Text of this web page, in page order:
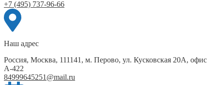
+7 (495) 737-96-66
Наш адрес
Россия, Москва, 111141, м. Перово, ул. Кусковская 20А, офис
А-422
84999645251@mail.ru